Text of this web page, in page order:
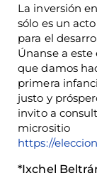
La inversión
sólo es un
para el
Únanse a
que damos
primera
justo y
invito a
micrositio
https://
*Ixchel